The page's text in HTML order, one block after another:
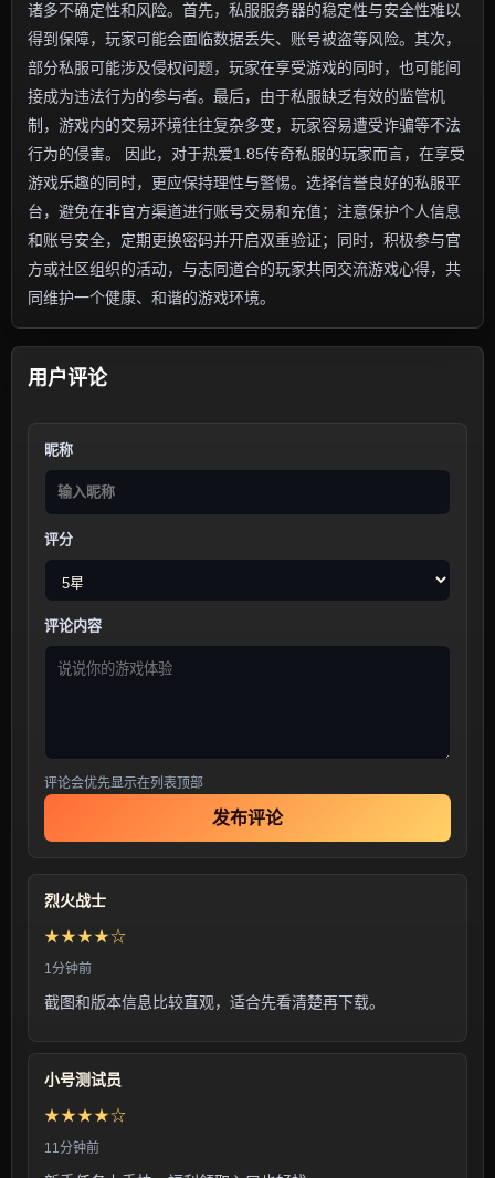
诸多不确定性和风险。首先，私服服务器的稳定性与安全性难以
得到保障，玩家可能会面临数据丢失、账号被盗等风险。其次，
部分私服可能涉及侵权问题，玩家在享受游戏的同时，也可能间
接成为违法行为的参与者。最后，由于私服缺乏有效的监管机
制，游戏内的交易环境往往复杂多变，玩家容易遭受诈骗等不法
行为的侵害。 因此，对于热爱1.85传奇私服的玩家而言，在享受
游戏乐趣的同时，更应保持理性与警惕。选择信誉良好的私服平
台，避免在非官方渠道进行账号交易和充值；注意保护个人信息
和账号安全，定期更换密码并开启双重验证；同时，积极参与官
方或社区组织的活动，与志同道合的玩家共同交流游戏心得，共
同维护一个健康、和谐的游戏环境。
用户评论
昵称
评分
评论内容
评论会优先显示在列表顶部
发布评论
烈火战士
★★★★☆
1分钟前
截图和版本信息比较直观，适合先看清楚再下载。
小号测试员
★★★★☆
11分钟前